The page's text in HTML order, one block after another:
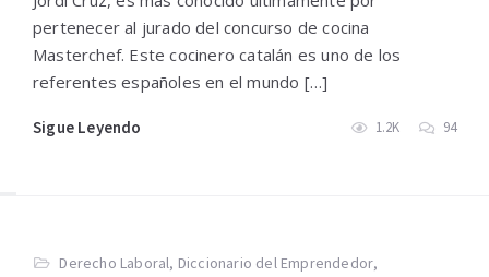
pertenecer al jurado del concurso de cocina
Masterchef. Este cocinero catalán es uno de los
referentes españoles en el mundo […]
Sigue Leyendo 1.2K 94
Derecho Laboral, Diccionario del Emprendedor,